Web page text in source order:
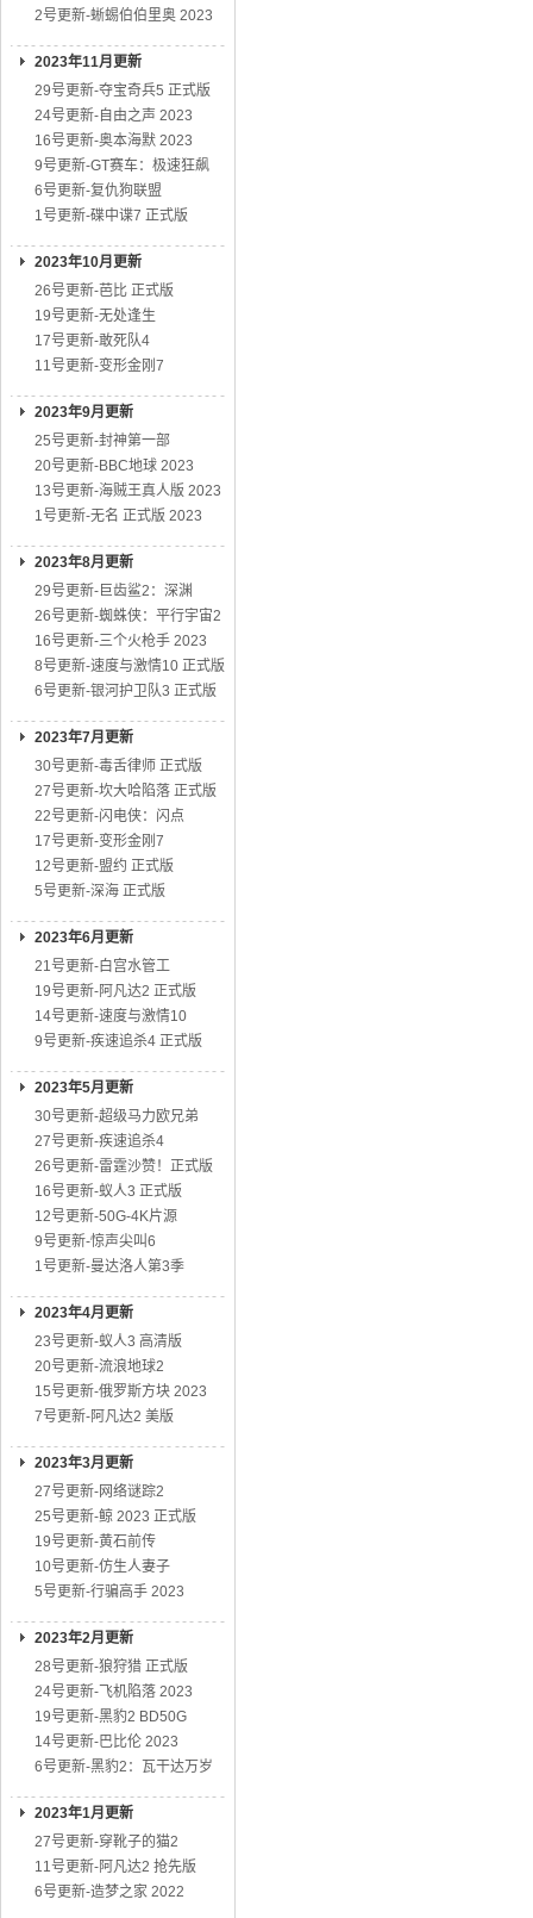
2号更新-蜥蜴伯伯里奥 2023
2023年11月更新
29号更新-夺宝奇兵5 正式版
24号更新-自由之声 2023
16号更新-奥本海默 2023
9号更新-GT赛车：极速狂飙
6号更新-复仇狗联盟
1号更新-碟中谍7 正式版
2023年10月更新
26号更新-芭比 正式版
19号更新-无处逢生
17号更新-敢死队4
11号更新-变形金刚7
2023年9月更新
25号更新-封神第一部
20号更新-BBC地球 2023
13号更新-海贼王真人版 2023
1号更新-无名 正式版 2023
2023年8月更新
29号更新-巨齿鲨2：深渊
26号更新-蜘蛛侠：平行宇宙2
16号更新-三个火枪手 2023
8号更新-速度与激情10 正式版
6号更新-银河护卫队3 正式版
2023年7月更新
30号更新-毒舌律师 正式版
27号更新-坎大哈陷落 正式版
22号更新-闪电侠：闪点
17号更新-变形金刚7
12号更新-盟约 正式版
5号更新-深海 正式版
2023年6月更新
21号更新-白宫水管工
19号更新-阿凡达2 正式版
14号更新-速度与激情10
9号更新-疾速追杀4 正式版
2023年5月更新
30号更新-超级马力欧兄弟
27号更新-疾速追杀4
26号更新-雷霆沙赞！正式版
16号更新-蚁人3 正式版
12号更新-50G-4K片源
9号更新-惊声尖叫6
1号更新-曼达洛人第3季
2023年4月更新
23号更新-蚁人3 高清版
20号更新-流浪地球2
15号更新-俄罗斯方块 2023
7号更新-阿凡达2 美版
2023年3月更新
27号更新-网络谜踪2
25号更新-鲸 2023 正式版
19号更新-黄石前传
10号更新-仿生人妻子
5号更新-行骗高手 2023
2023年2月更新
28号更新-狼狩猎 正式版
24号更新-飞机陷落 2023
19号更新-黑豹2 BD50G
14号更新-巴比伦 2023
6号更新-黑豹2：瓦干达万岁
2023年1月更新
27号更新-穿靴子的猫2
11号更新-阿凡达2 抢先版
6号更新-造梦之家 2022